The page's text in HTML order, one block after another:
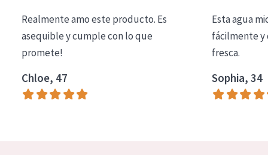
Limpieza
COLECCIÓN
Essentials
Lift+
Realmente amo este producto. Es
asequible y cumple con lo que
promete!
Chloe, 47
Esta agua
fácilmente y
fresca.
Sophia, 34